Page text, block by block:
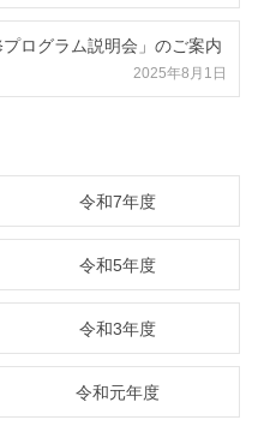
ログラム説明会」のご案内
2025年8月1日
令和7年度
令和5年度
令和3年度
令和元年度